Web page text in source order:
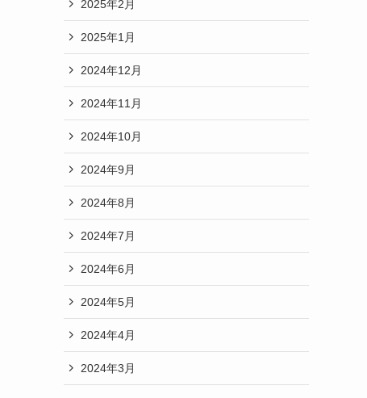
2025年2月
2025年1月
2024年12月
2024年11月
2024年10月
2024年9月
2024年8月
2024年7月
2024年6月
2024年5月
2024年4月
2024年3月